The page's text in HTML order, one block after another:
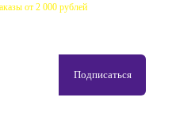
от 2 000 рублей